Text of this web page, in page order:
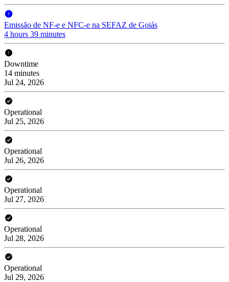
Emissão de NF-e e NFC-e na SEFAZ de Goiás
4 hours 39 minutes
Downtime
14 minutes
Jul 24, 2026
Operational
Jul 25, 2026
Operational
Jul 26, 2026
Operational
Jul 27, 2026
Operational
Jul 28, 2026
Operational
Jul 29, 2026